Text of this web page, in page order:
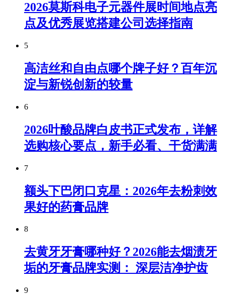
2026莫斯科电子元器件展时间地点亮
点及优秀展览搭建公司选择指南
5
高洁丝和自由点哪个牌子好？百年沉
淀与新锐创新的较量
6
2026叶酸品牌白皮书正式发布，详解
选购核心要点，新手必看、干货满满
7
额头下巴闭口克星：2026年去粉刺效
果好的药膏品牌
8
去黄牙牙膏哪种好？2026能去烟渍牙
垢的牙膏品牌实测： 深层洁净护齿
9